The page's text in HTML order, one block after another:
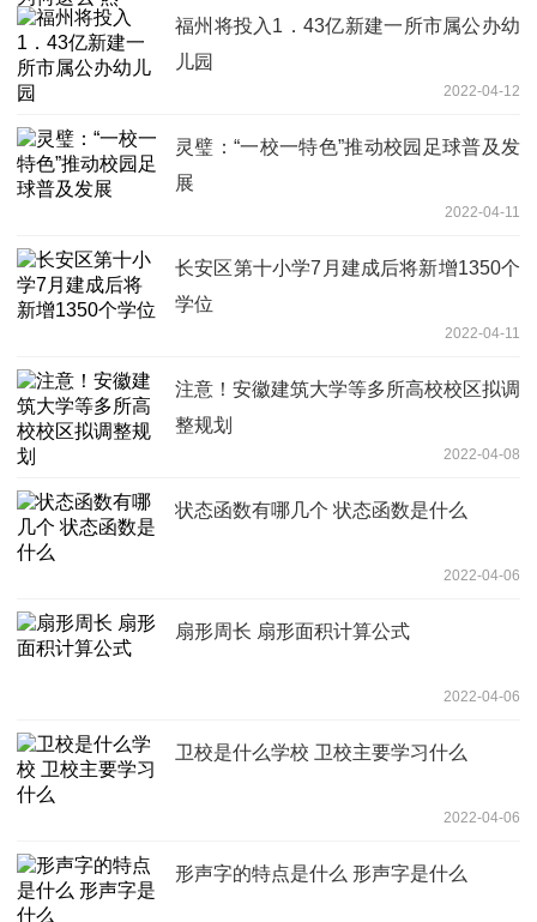
福州将投入1．43亿新建一所市属公办幼
儿园
2022-04-12
灵璧：“一校一特色”推动校园足球普及发
展
2022-04-11
长安区第十小学7月建成后将新增1350个
学位
2022-04-11
注意！安徽建筑大学等多所高校校区拟调
整规划
2022-04-08
状态函数有哪几个 状态函数是什么
2022-04-06
扇形周长 扇形面积计算公式
2022-04-06
卫校是什么学校 卫校主要学习什么
2022-04-06
形声字的特点是什么 形声字是什么